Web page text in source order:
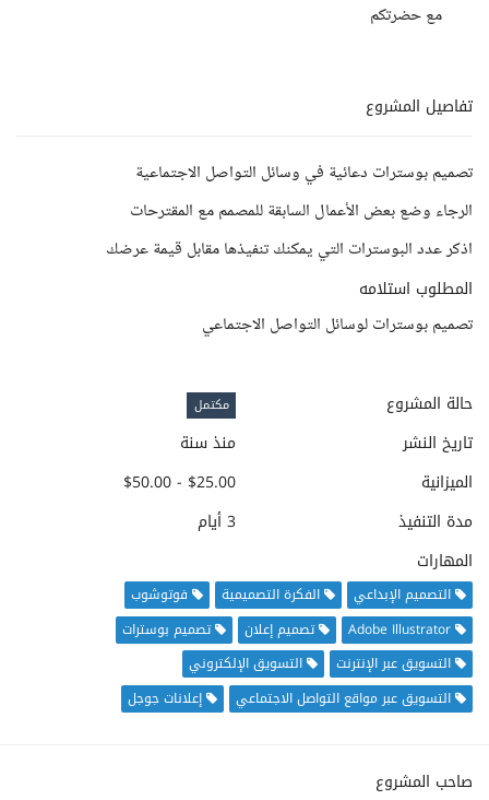
مع حضرتكم
تفاصيل المشروع
تصميم بوسترات دعائية في وسائل التواصل الاجتماعية
الرجاء وضع بعض الأعمال السابقة للمصمم مع المقترحات
اذكر عدد البوسترات التي يمكنك تنفيذها مقابل قيمة عرضك
المطلوب استلامه
تصميم بوسترات لوسائل التواصل الاجتماعي
حالة المشروع مكتمل
تاريخ النشر
منذ سنة
الميزانية
$25.00 - $50.00
مدة التنفيذ
3 أيام
المهارات
التصميم الإبداعي الفكرة التصميمية
فوتوشوب
Adobe Illustrator
تصميم إعلان
تصميم بوسترات
التسويق عبر الإنترنت
التسويق الإلكتروني
التسويق عبر مواقع التواصل الاجتماعي
إعلانات جوجل
صاحب المشروع